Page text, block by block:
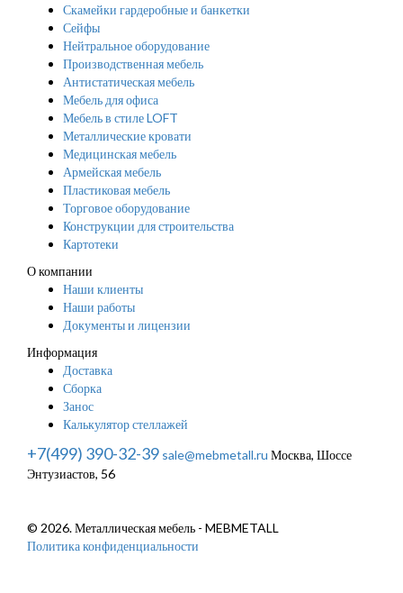
Скамейки гардеробные и банкетки
Сейфы
Нейтральное оборудование
Производственная мебель
Антистатическая мебель
Мебель для офиса
Мебель в стиле LOFT
Металлические кровати
Медицинская мебель
Армейская мебель
Пластиковая мебель
Торговое оборудование
Конструкции для строительства
Картотеки
О компании
Наши клиенты
Наши работы
Документы и лицензии
Информация
Доставка
Сборка
Занос
Калькулятор стеллажей
+7(499) 390-32-39 sale@mebmetall.ru Москва, Шоссе
Энтузиастов, 56
© 2026. Металлическая мебель - MEBMETALL
Политика конфиденциальности